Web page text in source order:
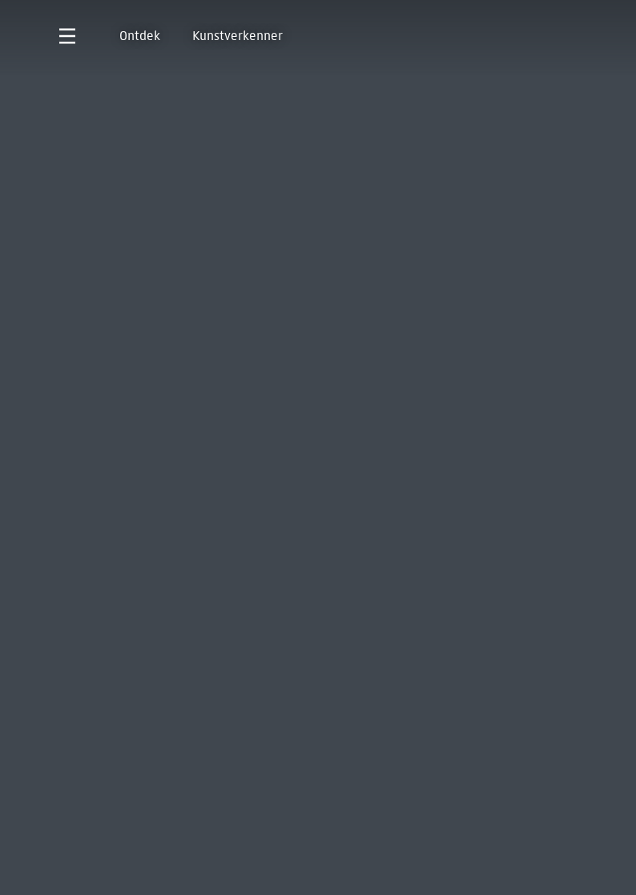
Ontdek Kunstverkenner